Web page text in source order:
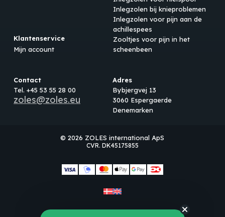
Klantenservice
Mijn account
Inlegzolen bij knieproblemen
Inlegzolen voor pijn aan de
achillespees
Zooltjes voor pijn in het
scheenbeen
Contact
Tel. +45 53 55 28 00
zoles@zoles.eu
Adres
Bybjergvej 13
3060 Espergaerde
Denemarken
© 2026 ZOLES international ApS
CVR. DK45175855